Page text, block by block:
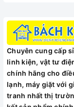
Hướng dẫn sử
Chuyên cung cấp
linh kiện, vật tư
chính hãng cho
lạnh, máy giặt với
tranh nhất thị